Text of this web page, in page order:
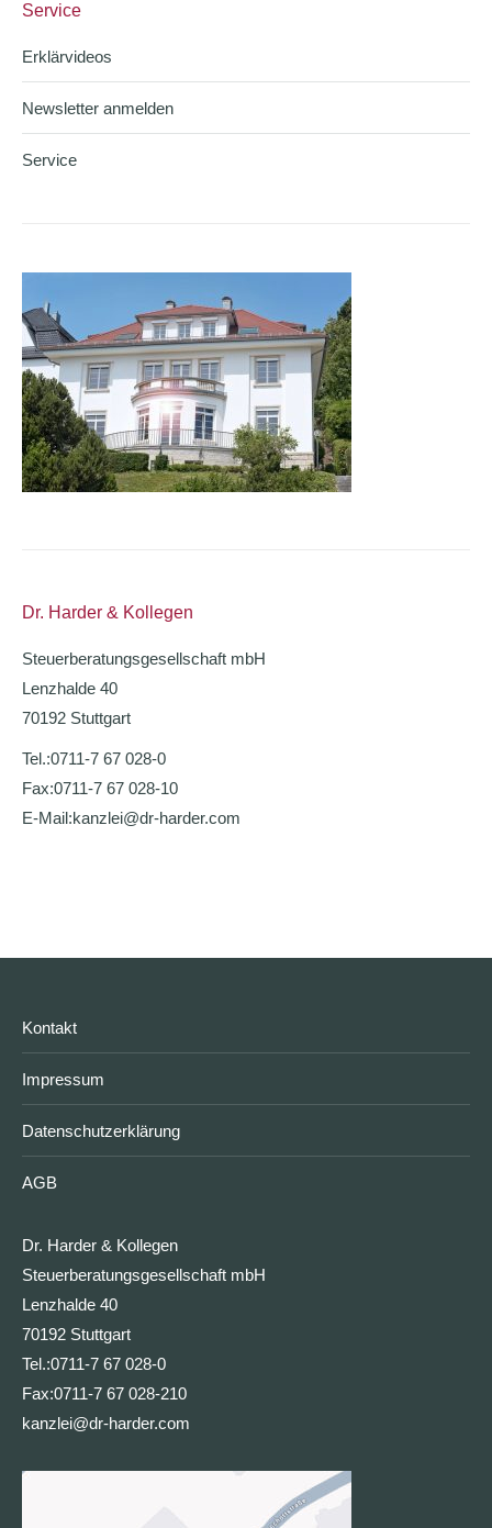
Service
Erklärvideos
Newsletter anmelden
Service
Dr. Harder & Kollegen
Steuerberatungsgesellschaft mbH
Lenzhalde 40
70192 Stuttgart
Tel.:0711-7 67 028-0
Fax:0711-7 67 028-10
E-Mail:kanzlei@dr-harder.com
Kontakt
Impressum
Datenschutzerklärung
AGB
Dr. Harder & Kollegen
Steuerberatungsgesellschaft mbH
Lenzhalde 40
70192 Stuttgart
Tel.:0711-7 67 028-0
Fax:0711-7 67 028-210
kanzlei@dr-harder.com